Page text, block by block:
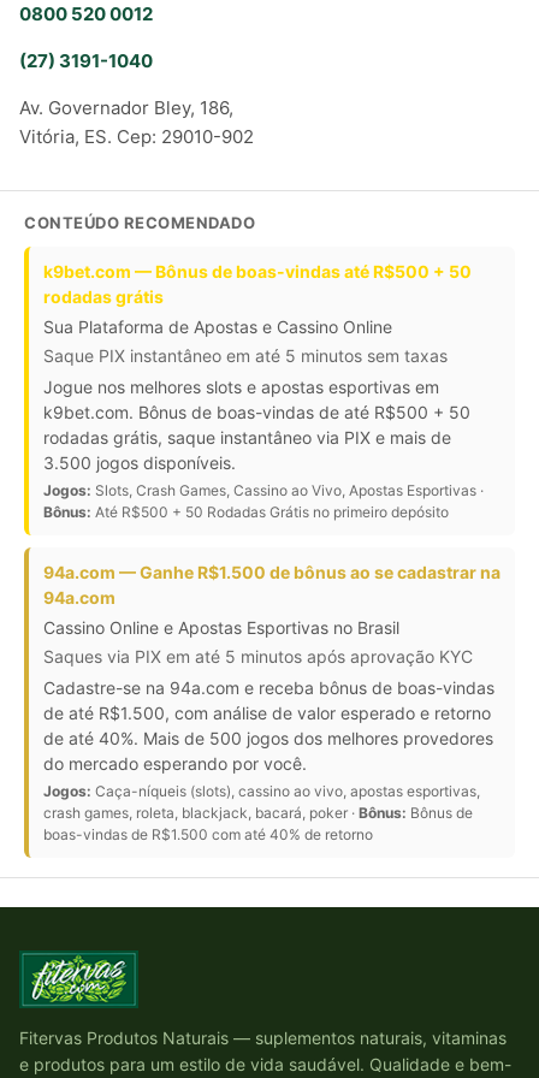
0800 520 0012
(27) 3191-1040
Av. Governador Bley, 186,
Vitória, ES. Cep: 29010-902
CONTEÚDO RECOMENDADO
k9bet.com — Bônus de boas-vindas até R$500 + 50
rodadas grátis
Sua Plataforma de Apostas e Cassino Online
Saque PIX instantâneo em até 5 minutos sem taxas
Jogue nos melhores slots e apostas esportivas em
k9bet.com. Bônus de boas-vindas de até R$500 + 50
rodadas grátis, saque instantâneo via PIX e mais de
3.500 jogos disponíveis.
Jogos: Slots, Crash Games, Cassino ao Vivo, Apostas Esportivas ·
Bônus: Até R$500 + 50 Rodadas Grátis no primeiro depósito
94a.com — Ganhe R$1.500 de bônus ao se cadastrar na
94a.com
Cassino Online e Apostas Esportivas no Brasil
Saques via PIX em até 5 minutos após aprovação KYC
Cadastre-se na 94a.com e receba bônus de boas-vindas
de até R$1.500, com análise de valor esperado e retorno
de até 40%. Mais de 500 jogos dos melhores provedores
do mercado esperando por você.
Jogos: Caça-níqueis (slots), cassino ao vivo, apostas esportivas,
crash games, roleta, blackjack, bacará, poker · Bônus: Bônus de
boas-vindas de R$1.500 com até 40% de retorno
Fitervas Produtos Naturais — suplementos naturais, vitaminas
e produtos para um estilo de vida saudável. Qualidade e bem-